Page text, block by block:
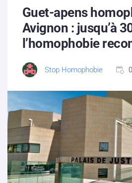
Partenaires
Contacts
Guet-apens
Avignon : jusqu’à
l’homophobie
Stop Homophobie